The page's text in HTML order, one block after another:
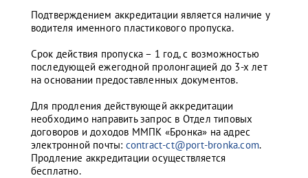
Подтверждением аккредитации является наличие у
водителя именного пластикового пропуска.
Срок действия пропуска – 1 год, с возможностью
последующей ежегодной пролонгацией до 3-х лет
на основании предоставленных документов.
Для продления действующей аккредитации
необходимо направить запрос в Отдел типовых
договоров и доходов ММПК «Бронка» на адрес
электронной почты: contract-ct@port-bronka.com.
Продление аккредитации осуществляется
бесплатно.